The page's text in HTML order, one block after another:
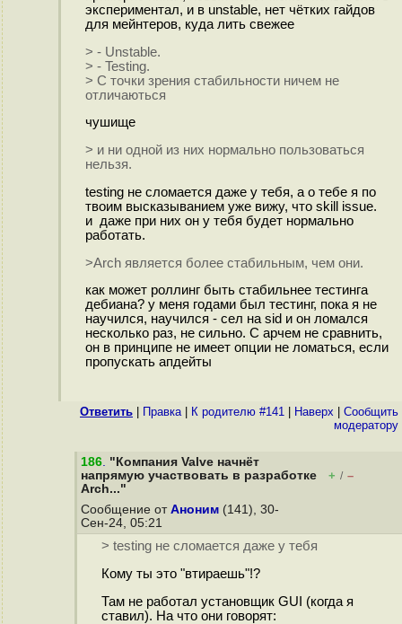
экспериментал, и в unstable, нет чётких гайдов
для мейнтеров, куда лить свежее
> - Unstable.
> - Testing.
> С точки зрения стабильности ничем не
отличаються
чушище
> и ни одной из них нормально пользоваться
нельзя.
testing не сломается даже у тебя, а о тебе я по
твоим высказыванием уже вижу, что skill issue.
и даже при них он у тебя будет нормально
работать.
>Arch является более стабильным, чем они.
как может роллинг быть стабильнее тестинга
дебиана? у меня годами был тестинг, пока я не
научился, научился - сел на sid и он ломался
несколько раз, не сильно. С арчем не сравнить,
он в принципе не имеет опции не ломаться, если
пропускать апдейты
Ответить Правка| К родителю #141 Наверх
Cообщить
модератору
186. "Компания Valve начнёт
напрямую участвовать в разработке
Arch..."
+ / –
Сообщение от Аноним (141), 30-
Сен-24, 05:21
> testing не сломается даже у тебя
Кому ты это "втираешь"!?
Там не работал установщик GUI (когда я
ставил). На что они говорят: